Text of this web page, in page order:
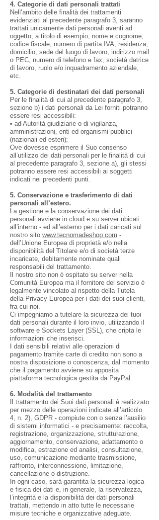
4. Categorie di dati personali trattati
Nell’ambito delle finalità dei trattamenti
evidenziati al precedente paragrafo 3, saranno
trattati unicamente dati personali aventi ad
oggetto, a titolo di esempio, nome e cognome,
codice fiscale, numero di partita IVA, residenza,
domicilio, sede del luogo di lavoro, indirizzo mail
o PEC, numero di telefono e fax, società datrice
di lavoro, ruolo e/o inquadramento aziendale,
etc.
5. Categorie di destinatari dei dati personali
Per le finalità di cui al precedente paragrafo 3,
sezione b) i dati personali da Lei forniti potranno
essere resi accessibili:
• ad Autorità giudiziarie o di vigilanza,
amministrazioni, enti ed organismi pubblici
(nazionali ed esteri);
Ove dovesse esprimere il Suo consenso
all’utilizzo dei dati personali per le finalità di cui
al precedente paragrafo 3, sezione a), gli stessi
potranno essere resi accessibili ai soggetti
indicati nei precedenti punti.
5. Conservazione e trasferimento di dati
personali all’estero.
La gestione e la conservazione dei dati
personali avviene in cloud e su server ubicati
all’interno - ed all’esterno per i dati caricati sul
nostro sito www.tecnomadeshop.com -
dell’Unione Europea di proprietà e/o nella
disponibilità del Titolare e/o di società terze
incaricate, debitamente nominate quali
responsabili del trattamento.
Il nostro sito non è ospitato su server nella
Comunità Europea ma il fornitore del servizio è
legalmente vincolato al rispetto della Tutela
della Privacy Europea per i dati dei suoi clienti,
fra cui noi.
Ci impegniamo a tutelare la sicurezza dei tuoi
dati personali durante il loro invio, utilizzando il
software e Sockets Layer (SSL), che cripta le
informazioni che inserisci.
I dati sensibili relativi alle operazioni di
pagamento tramite carte di credito non sono a
nostra disposizione o conoscenza, dal momento
che il pagamento avviene su apposita
piattaforma tecnologica gestita da PayPal.
6. Modalità del trattamento
Il trattamento dei Suoi dati personali è realizzato
per mezzo delle operazioni indicate all’articolo
4, n. 2), GDPR - compiute con o senza l’ausilio
di sistemi informatici - e precisamente: raccolta,
registrazione, organizzazione, strutturazione,
aggiornamento, conservazione, adattamento o
modifica, estrazione ed analisi, consultazione,
uso, comunicazione mediante trasmissione,
raffronto, interconnessione, limitazione,
cancellazione o distruzione.
In ogni caso, sarà garantita la sicurezza logica
e fisica dei dati e, in generale, la riservatezza,
l’integrità e la disponibilità dei dati personali
trattati, mettendo in atto tutte le necessarie
misure tecniche e organizzative adeguate.